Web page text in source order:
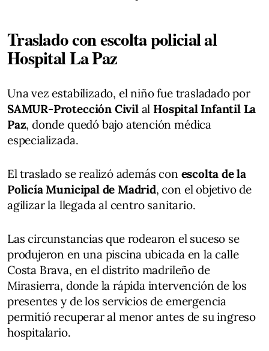
Traslado con escolta policial al
Hospital La Paz
Una vez estabilizado, el niño fue trasladado por
SAMUR-Protección Civilal Hospital Infantil La
Paz, donde quedó bajo atención médica
especializada.
El traslado se realizó además con escolta de la
Policía Municipal de Madrid, con el objetivo de
agilizar la llegada al centro sanitario.
Las circunstancias que rodearon el suceso se
produjeron en una piscina ubicada en la calle
Costa Brava, en el distrito madrileño de
Mirasierra, donde la rápida intervención de los
presentes y de los servicios de emergencia
permitió recuperar al menor antes de su ingreso
hospitalario.